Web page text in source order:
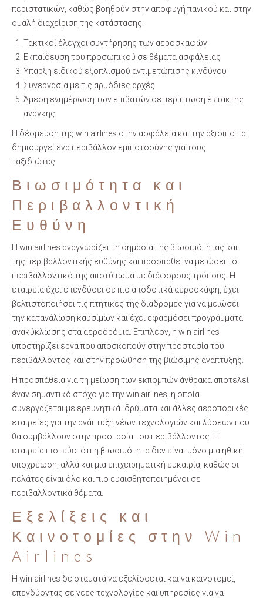
περιστατικών, καθώς βοηθούν στην αποφυγή πανικού και στην
ομαλή διαχείριση της κατάστασης.
Τακτικοί έλεγχοι συντήρησης των αεροσκαφών
Εκπαίδευση του προσωπικού σε θέματα ασφάλειας
Ύπαρξη ειδικού εξοπλισμού αντιμετώπισης κινδύνου
Συνεργασία με τις αρμόδιες αρχές
Άμεση ενημέρωση των επιβατών σε περίπτωση έκτακτης
ανάγκης
Η δέσμευση της win airlines στην ασφάλεια και την αξιοπιστία
δημιουργεί ένα περιβάλλον εμπιστοσύνης για τους
ταξιδιώτες.
Βιωσιμότητα και
Περιβαλλοντική
Ευθύνη
Η win airlines αναγνωρίζει τη σημασία της βιωσιμότητας και
της περιβαλλοντικής ευθύνης και προσπαθεί να μειώσει το
περιβαλλοντικό της αποτύπωμα με διάφορους τρόπους. Η
εταιρεία έχει επενδύσει σε πιο αποδοτικά αεροσκάφη, έχει
βελτιστοποιήσει τις πτητικές της διαδρομές για να μειώσει
την κατανάλωση καυσίμων και έχει εφαρμόσει προγράμματα
ανακύκλωσης στα αεροδρόμια. Επιπλέον, η win airlines
υποστηρίζει έργα που αποσκοπούν στην προστασία του
περιβάλλοντος και στην προώθηση της βιώσιμης ανάπτυξης.
Η προσπάθεια για τη μείωση των εκπομπών άνθρακα αποτελεί
έναν σημαντικό στόχο για την win airlines, η οποία
συνεργάζεται με ερευνητικά ιδρύματα και άλλες αεροπορικές
εταιρείες για την ανάπτυξη νέων τεχνολογιών και λύσεων που
θα συμβάλλουν στην προστασία του περιβάλλοντος. Η
εταιρεία πιστεύει ότι η βιωσιμότητα δεν είναι μόνο μια ηθική
υποχρέωση, αλλά και μια επιχειρηματική ευκαιρία, καθώς οι
πελάτες είναι όλο και πιο ευαισθητοποιημένοι σε
περιβαλλοντικά θέματα.
Εξελίξεις και
Καινοτομίες στην Win
Airlines
Η win airlines δε σταματά να εξελίσσεται και να καινοτομεί,
επενδύοντας σε νέες τεχνολογίες και υπηρεσίες για να